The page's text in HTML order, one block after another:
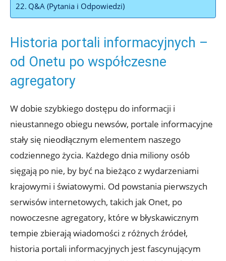
Q&A (Pytania i Odpowiedzi)
Historia portali informacyjnych –
od Onetu po współczesne
agregatory
W dobie szybkiego dostępu do informacji i
nieustannego obiegu newsów, portale informacyjne
stały się nieodłącznym elementem naszego
codziennego życia. Każdego dnia miliony osób
sięgają po nie, by być na bieżąco z wydarzeniami
krajowymi i światowymi. Od powstania pierwszych
serwisów internetowych, takich jak Onet, po
nowoczesne agregatory, które w błyskawicznym
tempie zbierają wiadomości z różnych źródeł,
historia portali informacyjnych jest fascynującym